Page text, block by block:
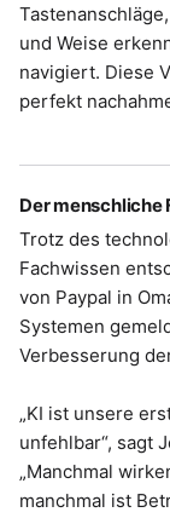
und Weise
navigiert. Diese
perfekt
Der menschliche
Trotz des
Fachwissen
von Paypal in
Systemen
Verbesserung
„KI ist unsere
unfehlbar“, sagt
„Manchmal
manchmal ist